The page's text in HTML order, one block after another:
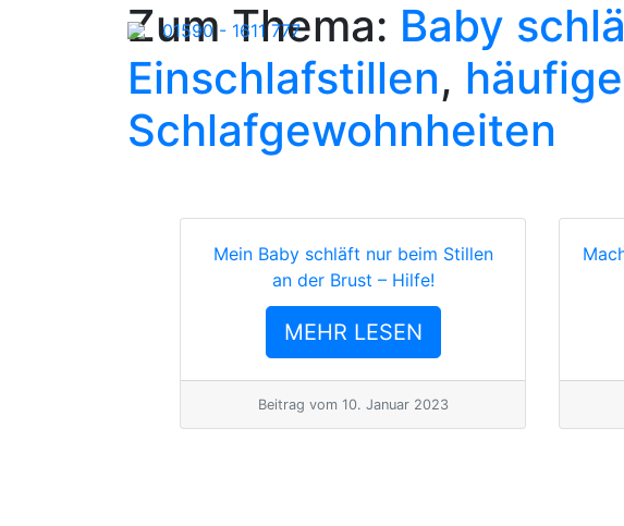
01590 - 1611 777
Zum Thema: Baby
Einschlafstillen,
Schlafgewohnheiten
Mein Baby schläft nur beim Stillen
an der Brust – Hilfe!
MEHR LESEN
Beitrag vom 10. Januar 2023